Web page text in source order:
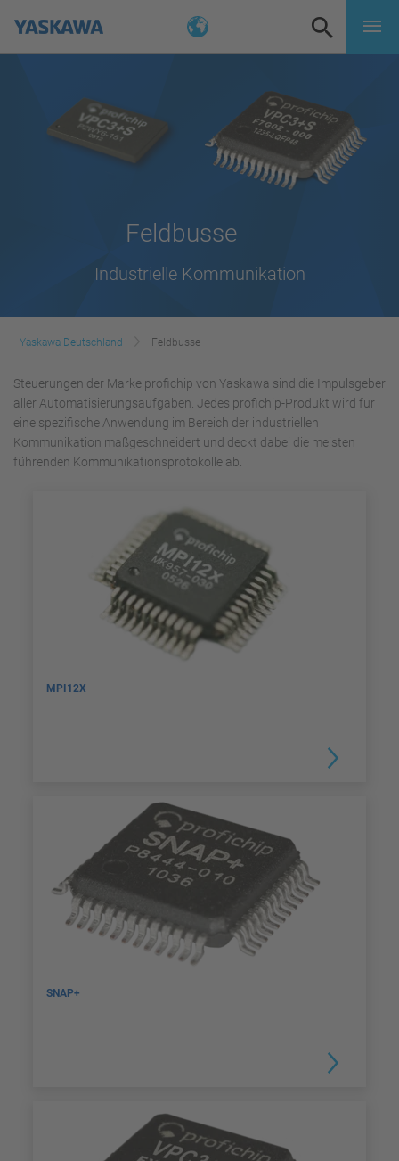
Feldbusse
Industrielle Kommunikation
Yaskawa Deutschland Feldbusse
Steuerungen der Marke profichip von Yaskawa sind die Impulsgeber
aller Automatisierungsaufgaben. Jedes profichip-Produkt wird für
eine spezifische Anwendung im Bereich der industriellen
Kommunikation maßgeschneidert und deckt dabei die meisten
führenden Kommunikationsprotokolle ab.
MPI12X
SNAP+